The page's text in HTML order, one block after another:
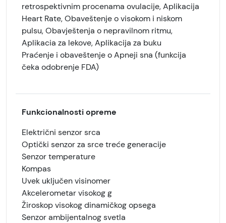
retrospektivnim procenama ovulacije, Aplikacija
Heart Rate, Obaveštenje o visokom i niskom
pulsu, Obavještenja o nepravilnom ritmu,
Aplikacia za lekove, Aplikacija za buku
Praćenje i obaveštenje o Apneji sna (funkcija
čeka odobrenje FDA)
Funkcionalnosti opreme
Električni senzor srca
Optički senzor za srce treće generacije
Senzor temperature
Kompas
Uvek uključen visinomer
Akcelerometar visokog g
Žiroskop visokog dinamičkog opsega
Senzor ambijentalnog svetla